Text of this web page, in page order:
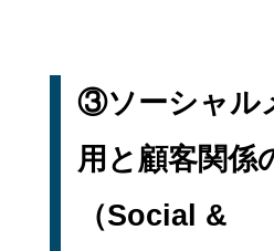
③ソーシャル
用と顧客関係
（Social &